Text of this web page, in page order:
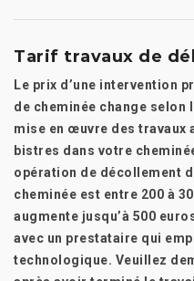
Tarif travaux de
Le prix d’une intervention
de cheminée change
mise en œuvre des travaux
bistres dans votre
opération de décollement
cheminée est entre 200 à
augmente jusqu’à 500
avec un prestataire qui
technologique. Veuillez